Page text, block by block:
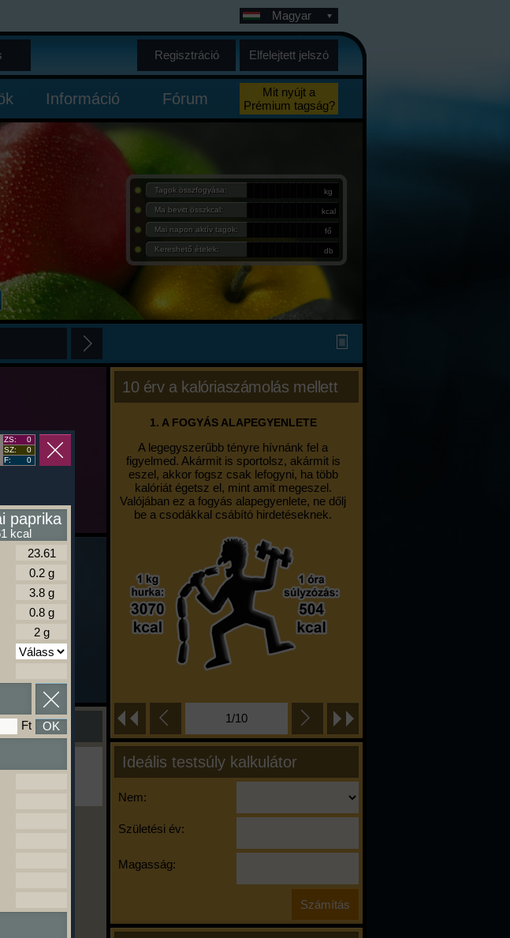
Magyar
Regisztráció Elfelejtett jelszó
Információ Fórum
Mit nyújt a
Prémium tagság?
Tagok összfogyása: kg
Ma bevitt összkcal: kcal
Mai napon aktív tagok: fő
Kereshető ételek: db
10 érv a kalóriaszámolás mellett
1. A FOGYÁS ALAPEGYENLETE
A legegyszerűbb tényre hívnánk fel a
figyelmed. Akármit is sportolsz, akármit is
eszel, akkor fogsz csak lefogyni, ha több
kalóriát égetsz el, mint amit megeszel.
Valójában ez a fogyás alapegyenlete, ne dőlj
be a csodákkal csábító hirdetéseknek.
1/10
Ideális testsúly kalkulátor
Nem:
Születési év:
Magasság:
többet,
funkció.
ZS:
0
SZ:
0
F:
0
paprika
kcal
Ft OK